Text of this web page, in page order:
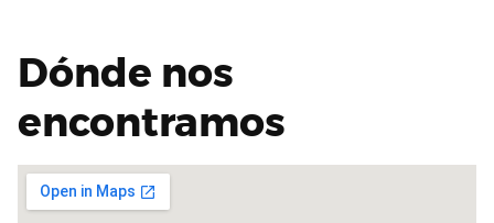
Dónde nos
encontramos